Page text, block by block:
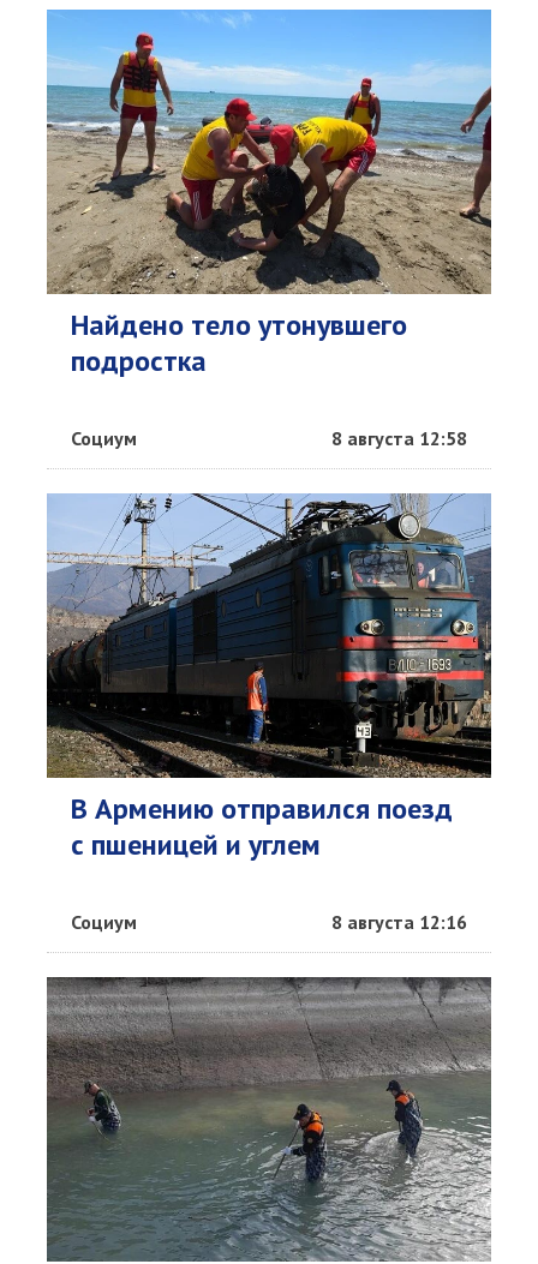
Найдено тело утонувшего
подростка
Социум 8 августа 12:58
В Армению отправился поезд
с пшеницей и углем
Социум 8 августа 12:16